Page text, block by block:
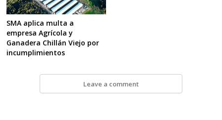
SMA aplica multa a
empresa Agrícola y
Ganadera Chillán Viejo por
incumplimientos
Leave a comment